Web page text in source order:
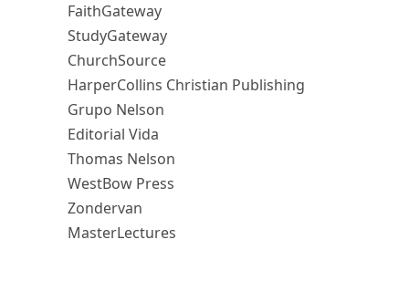
FaithGateway
StudyGateway
ChurchSource
HarperCollins Christian Publishing
Grupo Nelson
Editorial Vida
Thomas Nelson
WestBow Press
Zondervan
MasterLectures